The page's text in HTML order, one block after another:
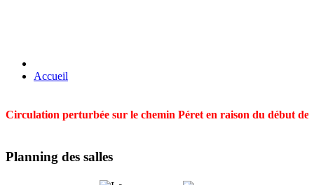
Accueil
Circulation perturbée sur le chemin Péret en raison du début
Planning des salles